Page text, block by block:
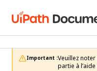
Important :Veuillez
partie à